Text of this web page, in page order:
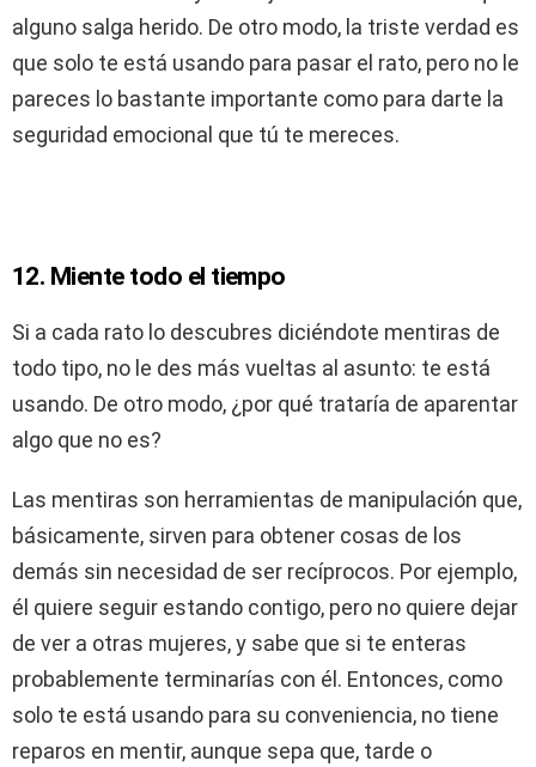
alguno salga herido. De otro modo, la triste verdad es
que solo te está usando para pasar el rato, pero no le
pareces lo bastante importante como para darte la
seguridad emocional que tú te mereces.
12. Miente todo el tiempo
Si a cada rato lo descubres diciéndote mentiras de
todo tipo, no le des más vueltas al asunto: te está
usando. De otro modo, ¿por qué trataría de aparentar
algo que no es?
Las mentiras son herramientas de manipulación que,
básicamente, sirven para obtener cosas de los
demás sin necesidad de ser recíprocos. Por ejemplo,
él quiere seguir estando contigo, pero no quiere dejar
de ver a otras mujeres, y sabe que si te enteras
probablemente terminarías con él. Entonces, como
solo te está usando para su conveniencia, no tiene
reparos en mentir, aunque sepa que, tarde o